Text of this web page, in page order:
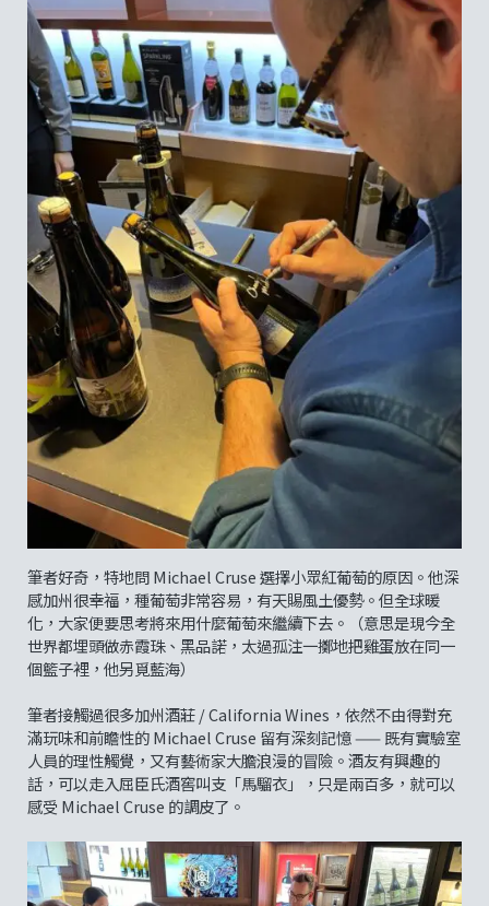
筆者好奇，特地問 Michael Cruse 選擇小眾紅葡萄的原因。他深
感加州很幸福，種葡萄非常容易，有天賜風土優勢。但全球暖
化，大家便要思考將來用什麼葡萄來繼續下去。（意思是現今全
世界都埋頭做赤霞珠、黑品諾，太過孤注一擲地把雞蛋放在同一
個籃子裡，他另覓藍海）
筆者接觸過很多加州酒莊 / California Wines，依然不由得對充
滿玩味和前瞻性的 Michael Cruse 留有深刻記憶 —— 既有實驗室
人員的理性觸覺，又有藝術家大膽浪漫的冒險。酒友有興趣的
話，可以走入屈臣氏酒窖叫支「馬騮衣」，只是兩百多，就可以
感受 Michael Cruse 的調皮了。